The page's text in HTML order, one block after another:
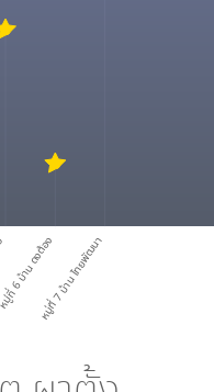
บ้าน ดงต้องหมู่ที่ 7 บ้าน ไทยพัฒนา